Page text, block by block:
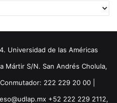
Universidad de las Américas
Mártir S/N. San Andrés Cholula,
222 229 20 00 |
+52 222 229 2112,